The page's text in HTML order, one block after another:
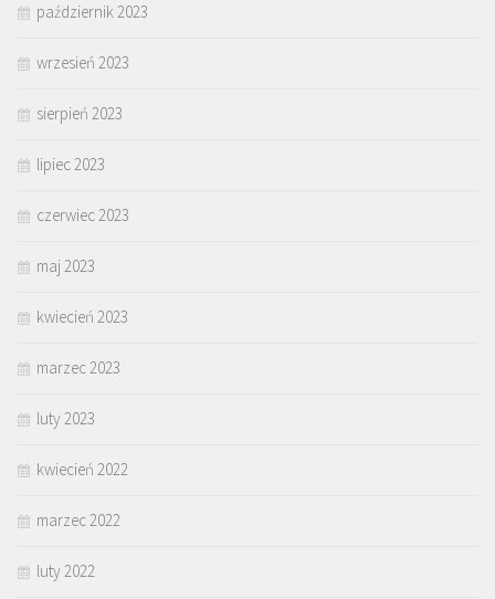
październik 2023
wrzesień 2023
sierpień 2023
lipiec 2023
czerwiec 2023
maj 2023
kwiecień 2023
marzec 2023
luty 2023
kwiecień 2022
marzec 2022
luty 2022